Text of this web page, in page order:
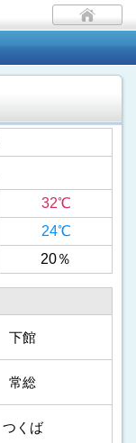
32℃
24℃
20％
下館
常総
つくば